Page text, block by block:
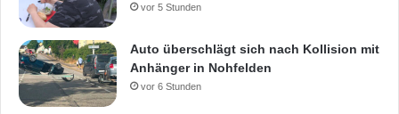
vor 5 Stunden
Auto überschlägt sich nach Kollision mit
Anhänger in Nohfelden
vor 6 Stunden